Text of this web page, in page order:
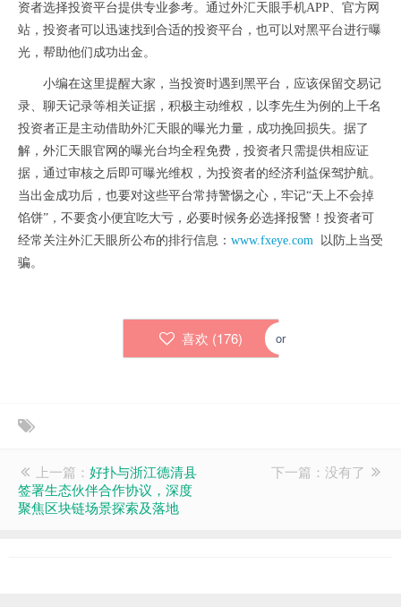
资者选择投资平台提供专业参考。通过外汇天眼手机APP、官方网
站，投资者可以迅速找到合适的投资平台，也可以对黑平台进行曝
光，帮助他们成功出金。
小编在这里提醒大家，当投资时遇到黑平台，应该保留交易记
录、聊天记录等相关证据，积极主动维权，以李先生为例的上千名
投资者正是主动借助外汇天眼的曝光力量，成功挽回损失。据了
解，外汇天眼官网的曝光台均全程免费，投资者只需提供相应证
据，通过审核之后即可曝光维权，为投资者的经济利益保驾护航。
当出金成功后，也要对这些平台常持警惕之心，牢记“天上不会掉
馅饼”，不要贪小便宜吃大亏，必要时候务必选择报警！投资者可
经常关注外汇天眼所公布的排行信息： www.fxeye.com 以防上当受
骗。
喜欢 (176) or
上一篇： 好扑与浙江德清县
签署生态伙伴合作协议，深度
聚焦区块链场景探索及落地
下一篇：没有了